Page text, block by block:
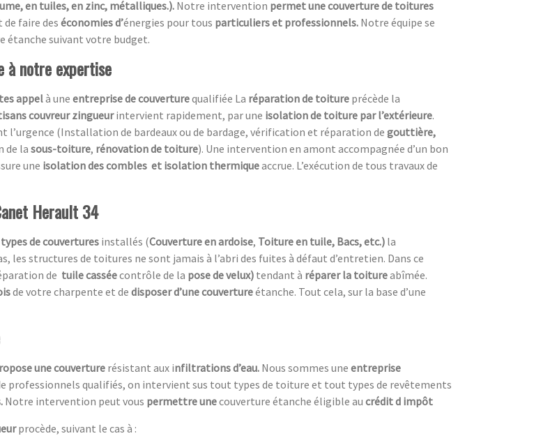
en tuiles, en zinc, métalliques.).Notre intervention permet une couverture de toitures
faire des économies d’énergies pour tous particuliers et professionnels. Notre équipe se
étanche suivant votre budget.
à notre expertise
appelà une entreprise de couverturequalifiée La réparation de toiture précède la
couvreur zingueurintervient rapidement, par une isolation de toiture par l’extérieure.
(Installation de bardeaux ou de bardage, vérification et réparation de gouttière,
de la sous-toiture, rénovation de toiture). Une intervention en amont accompagnée d’un bon
une isolation des combles et isolation thermiqueaccrue. L’exécution de tous travaux de
Herault 34
types de couvertures installés (Couverture en ardoise, Toiture en tuile, Bacs, etc.) la
les structures de toitures ne sont jamais à l’abri des fuites à défaut d’entretien. Dans ce
de tuile casséecontrôle de la pose de velux) tendant à réparer la toitureabîmée.
de votre charpente et de disposer d’une couvertureétanche. Tout cela, sur la base d’une
une couverturerésistant aux infiltrations d’eau. Nous sommes une entreprise
professionnels qualifiés, on intervient sus tout types de toiture et tout types de revêtements
Notre intervention peut vous permettre unecouverture étanche éligible au crédit d impôt
procède, suivant le cas à :